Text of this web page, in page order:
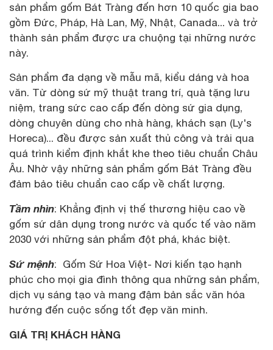
sản phẩm gốm Bát Tràng đến hơn 10 quốc gia bao
gồm Đức, Pháp, Hà Lan, Mỹ, Nhật, Canada... và trở
thành sản phẩm được ưa chuộng tại những nước
này.
Sản phẩm đa dạng về mẫu mã, kiểu dáng và hoa
văn. Từ dòng sứ mỹ thuật trang trí, quà tặng lưu
niệm, trang sức cao cấp đến dòng sứ gia dụng,
dòng chuyên dùng cho nhà hàng, khách sạn (Ly's
Horeca)... đều được sản xuất thủ công và trải qua
quá trình kiểm định khắt khe theo tiêu chuẩn Châu
Âu. Nhờ vậy những sản phẩm gốm Bát Tràng đều
đảm bảo tiêu chuẩn cao cấp về chất lượng.
Tầm nhìn: Khẳng định vị thế thương hiệu cao về
gốm sứ dân dụng trong nước và quốc tế vào năm
2030 với những sản phẩm đột phá, khác biệt.
Sứ mệnh: Gốm Sứ Hoa Việt- Nơi kiến tạo hạnh
phúc cho mọi gia đình thông qua những sản phẩm,
dịch vụ sáng tạo và mang đậm bản sắc văn hóa
hướng đến cuộc sống tốt đẹp văn minh.
GIÁ TRỊ KHÁCH HÀNG